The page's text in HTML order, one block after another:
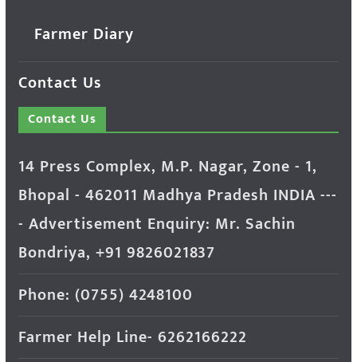
Farmer Diary
Contact Us
Contact Us
14 Press Complex, M.P. Nagar, Zone - 1,
Bhopal - 462011 Madhya Pradesh INDIA ---
- Advertisement Enquiry: Mr. Sachin
Bondriya, +91 9826021837
Phone: (0755) 4248100
Farmer Help Line- 6262166222